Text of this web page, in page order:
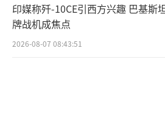
印媒称歼-10CE引西方兴趣 巴基斯
牌战机成焦点
2026-08-07 08:43:51